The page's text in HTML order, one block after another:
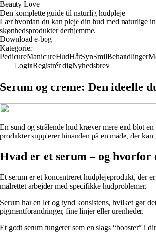
Beauty Love
Den komplette guide til naturlig hudpleje
Lær hvordan du kan pleje din hud med naturlige
skønhedsprodukter derhjemme.
Download e-bog
Kategorier
PedicureManicureHudHårSynSmilBehandlinger
LoginRegistrér digNyhedsbrev
Serum og creme: Den ideelle
En sund og strålende hud kræver mere end blot
produkter supplerer hinanden på en måde, der
Hvad er et serum – og hvorfor
Et serum er et koncentreret hudplejeprodukt, der
målrettet arbejder med specifikke hudproblemer.
Serum har en let og tynd konsistens, hvilket gør
pigmentforandringer, fine linjer eller urenheder.
Et godt serum fungerer som en slags “booster” i